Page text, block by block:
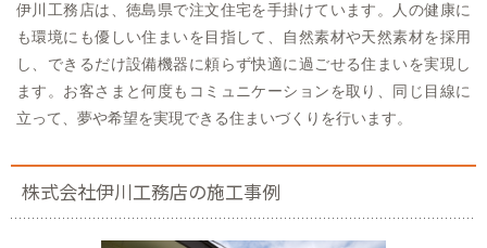
伊川工務店は、徳島県で注文住宅を手掛けています。人の健康に
も環境にも優しい住まいを目指して、自然素材や天然素材を採用
し、できるだけ設備機器に頼らず快適に過ごせる住まいを実現し
ます。お客さまと何度もコミュニケーションを取り、同じ目線に
立って、夢や希望を実現できる住まいづくりを行います。
株式会社伊川工務店の施工事例